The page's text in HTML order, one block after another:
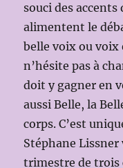
souci des
alimentent le
belle voix ou voix
n’hésite pas à
doit y gagner en
aussi Belle, la
corps. C’est
Stéphane
trimestre de trois